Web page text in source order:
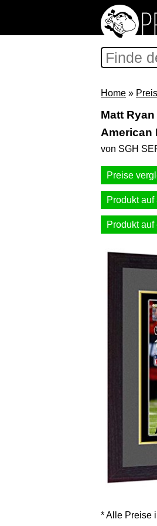
Home »
Matt
American
von SGH
Preise
Produkt
Produkt
* Alle Preise